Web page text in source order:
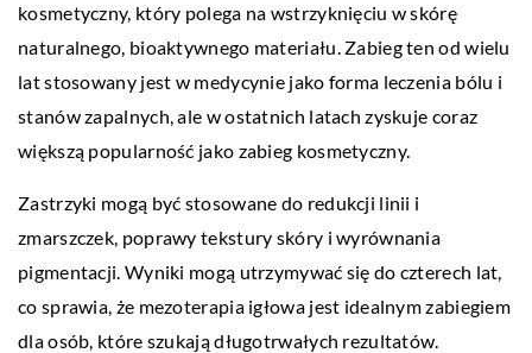
kosmetyczny, który polega na wstrzyknięciu w skórę
naturalnego, bioaktywnego materiału. Zabieg ten od wielu
lat stosowany jest w medycynie jako forma leczenia bólu i
stanów zapalnych, ale w ostatnich latach zyskuje coraz
większą popularność jako zabieg kosmetyczny.
Zastrzyki mogą być stosowane do redukcji linii i
zmarszczek, poprawy tekstury skóry i wyrównania
pigmentacji. Wyniki mogą utrzymywać się do czterech lat,
co sprawia, że mezoterapia igłowa jest idealnym zabiegiem
dla osób, które szukają długotrwałych rezultatów.